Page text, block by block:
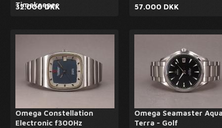
Timekeeper
32.000 DKK
57.000 DKK
Omega Constellation
Electronic f300Hz
Omega Seamaster
Terra - Golf